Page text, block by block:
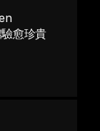
愈珍貴